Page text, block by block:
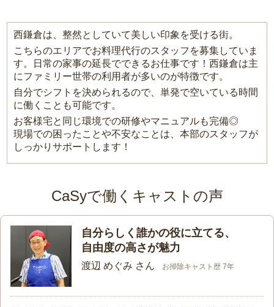
西鎌倉は、整然としていて美しい印象を受ける街。
こちらのエリアでお料理代行のスタッフを募集していま
す。日常の家事の延長でできるお仕事です！西鎌倉は主
にファミリー世帯の利用者が多いのが特徴です。
自分でシフトを決められるので、単発で空いている時間
に働くことも可能です。
お客様宅と同じ環境での研修やマニュアルも完備◎
現場での困ったことや不安なことは、本部のスタッフが
しっかりサポートします！
CaSyで働くキャストの声
自分らしく誰かの役に立てる、
自由度の高さが魅力
渡辺 めぐみ さん お掃除キャスト歴 7年